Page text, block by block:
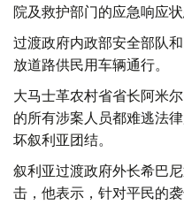
院及救护部门的应急响应状
过渡政府内政部安全部队
放道路供民用车辆通行。
大马士革农村省省长阿米
的所有涉案人员都难逃法
坏叙利亚团结。
叙利亚过渡政府外长希巴
击，他表示，针对平民的